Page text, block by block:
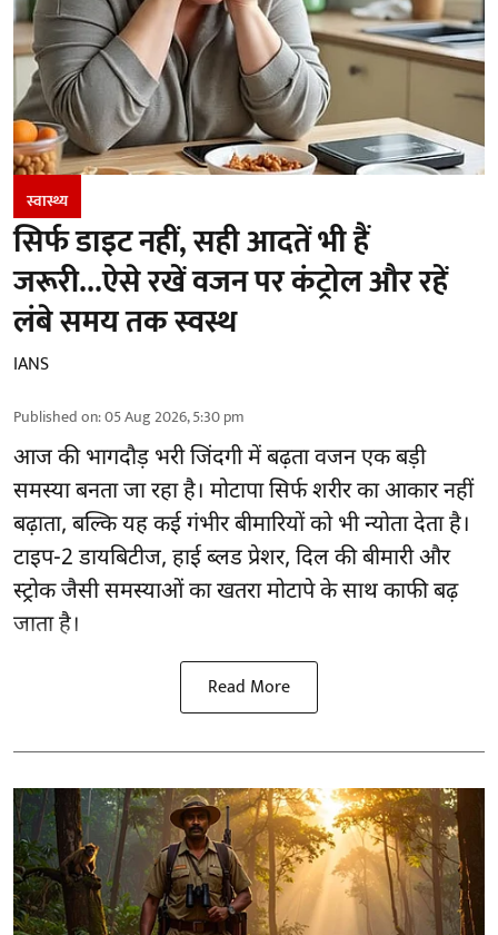
स्वास्थ्य
सिर्फ डाइट नहीं, सही आदतें भी हैं
जरूरी...ऐसे रखें वजन पर कंट्रोल और रहें
लंबे समय तक स्वस्थ
IANS
Published on:05 Aug 2026, 5:30 pm
आज की भागदौड़ भरी जिंदगी में बढ़ता वजन एक बड़ी
समस्या बनता जा रहा है। मोटापा सिर्फ शरीर का आकार नहीं
बढ़ाता, बल्कि यह कई गंभीर बीमारियों को भी न्योता देता है।
टाइप-2 डायबिटीज, हाई ब्लड प्रेशर, दिल की बीमारी और
स्ट्रोक जैसी समस्याओं का खतरा मोटापे के साथ काफी बढ़
जाता है।
Read More